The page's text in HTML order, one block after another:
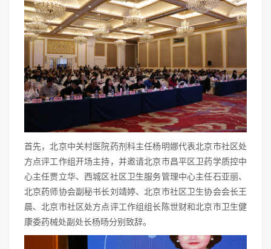
首先，北京中关村医院药剂科主任杨明娜代表北京市社区处
方点评工作组开场主持，并邀请北京市昌平区卫药学质控中
心主任贾立华、西城区社区卫生服务管理中心主任石亚丽、
北京药师协会副秘书长刘靖婷、北京市社区卫生协会会长王
晨、北京市社区处方点评工作组组长陈世财和北京市卫生健
康委药械处副处长杨旸分别致辞。